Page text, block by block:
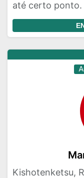
até certo ponto.
Kishotenketsu,